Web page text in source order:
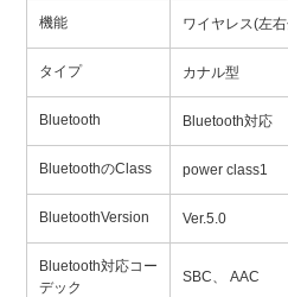
機能 ワイヤレス(左
タイプ カナル型
Bluetooth Bluetooth対応
BluetoothのClass power class1
BluetoothVersion Ver.5.0
Bluetooth対応コー
デック
SBC、 AAC